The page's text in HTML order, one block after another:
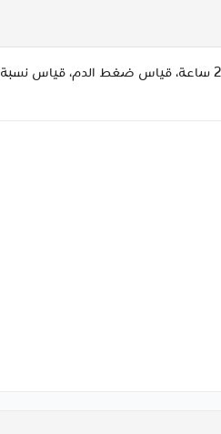
وظيفة الاتصال: مكالمات عبر Bluetooth منخفضة الطاقة، سجل المكالمات مراقبة الصحة: تتبع معدل ضربات القلب على مدار 24 ساعة، قياس ضغط الدم، قياس نسبة